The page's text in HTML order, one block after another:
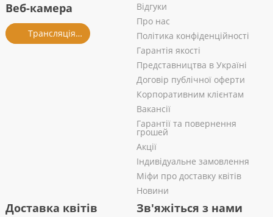
Веб-камера
Трансляція із салону
Відгуки
Про нас
Політика конфіденційності
Гарантія якості
Представництва в Україні
Договір публічної оферти
Корпоративним клієнтам
Вакансії
Гарантії та повернення
грошей
Акції
Індивідуальне замовлення
Міфи про доставку квітів
Новини
Доставка квітів Зв'яжіться з нами